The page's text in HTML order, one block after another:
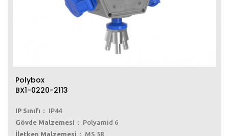
Polybox
BX1-0220-2113
IP Sınıfı
IP44
Gövde Malzemesi
Polyamid 6
İletken Malzemesi
MS 58